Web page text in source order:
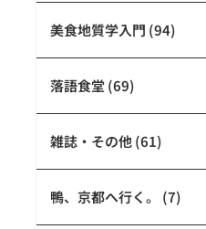
美食地質学入門 (94)
落語食堂 (69)
雑誌・その他 (61)
鴨、京都へ行く。 (7)